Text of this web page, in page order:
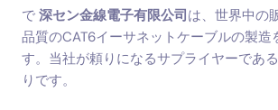
で 深セン金線電子有限公司 は、世界中の
品質のCAT6イーサネットケーブルの製造
す。当社が頼りになるサプライヤーであ
りです。